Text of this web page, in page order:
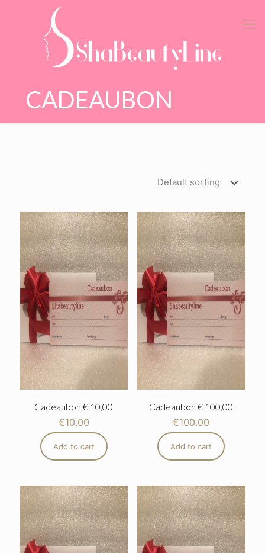
CADEAUBON
Cadeaubon € 10,00
€10.00
Add to cart
Cadeaubon € 100,00
€100.00
Add to cart